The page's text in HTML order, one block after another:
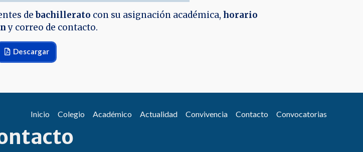
debachillerato con su asignación académica, horario
y correo de contacto.
Descargar
Inicio Colegio Académico Actualidad Convivencia Contacto Convocatorias